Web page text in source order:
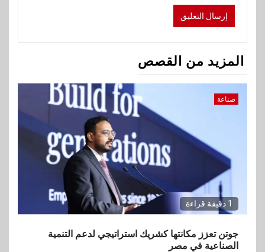
المزيد من القصص
صناعة
1 دقيقة قراءة
جوتن تعزز مكانتها كشريك استراتيجي لدعم التنمية
الصناعية في مصر